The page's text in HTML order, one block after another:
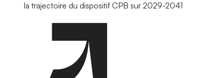
la trajectoire du dispositif CPB sur 2029-2041